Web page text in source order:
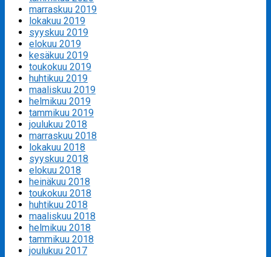
marraskuu 2019
lokakuu 2019
syyskuu 2019
elokuu 2019
kesäkuu 2019
toukokuu 2019
huhtikuu 2019
maaliskuu 2019
helmikuu 2019
tammikuu 2019
joulukuu 2018
marraskuu 2018
lokakuu 2018
syyskuu 2018
elokuu 2018
heinäkuu 2018
toukokuu 2018
huhtikuu 2018
maaliskuu 2018
helmikuu 2018
tammikuu 2018
joulukuu 2017